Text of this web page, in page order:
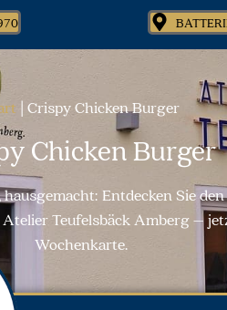
| Crispy Chicken Burger
Chicken Burger
Entdecken Sie
Teufelsbäck Amberg –
Wochenkarte.